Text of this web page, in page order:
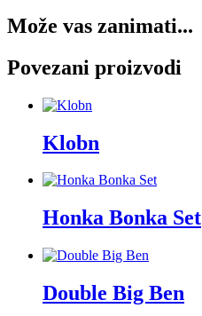
Može vas zanimati...
Povezani proizvodi
Klobn
Honka Bonka Set
Double Big Ben